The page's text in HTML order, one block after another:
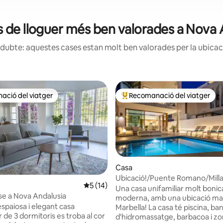
de lloguer més ben valorades a Nova
aquestes cases estan molt ben valorades per la
d'un total de 5; 49 avaluacions
del viatger
del viatger
5 de puntuació mitjana d'un total de 5; 14
5 (14)
a Nova Andalusia
i elegant casa
de 3 dormitoris es troba al cor
Principals recomanacions dels
Recomanació del viatger
Casa
Ubicació!/Puente Romano/Milla
d'Or/Platja/4 Habitacions
Una casa unifamiliar molt
moderna, amb una ubicació
Marbella! La casa té piscina, banyera
d'hidromassatge, barbacoa i